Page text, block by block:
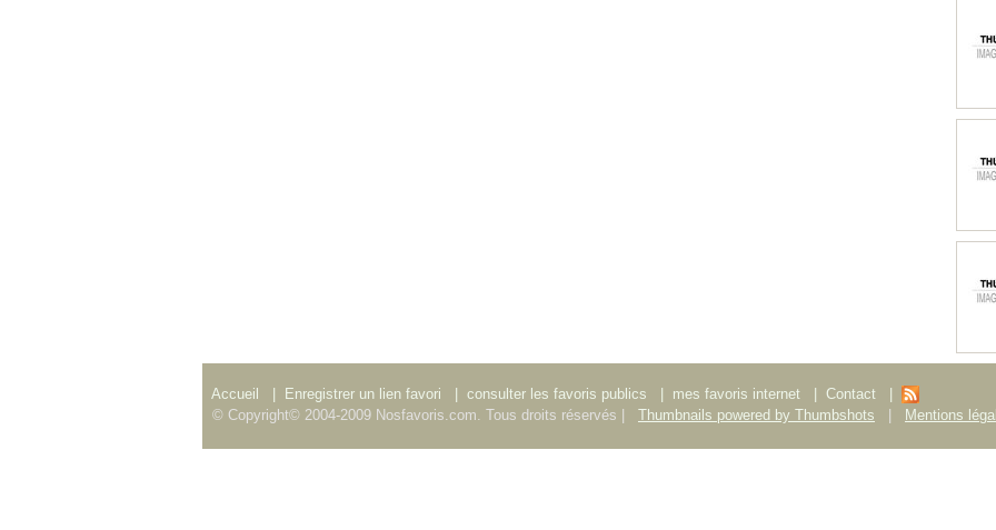
Accueil Enregistrer un lien favori consulter les favoris publics mes favoris internet Contact
© Copyright© 2004-2009 Nosfavoris.com. Tous droits réservés |
Thumbnails powered by Thumbshots Mentions